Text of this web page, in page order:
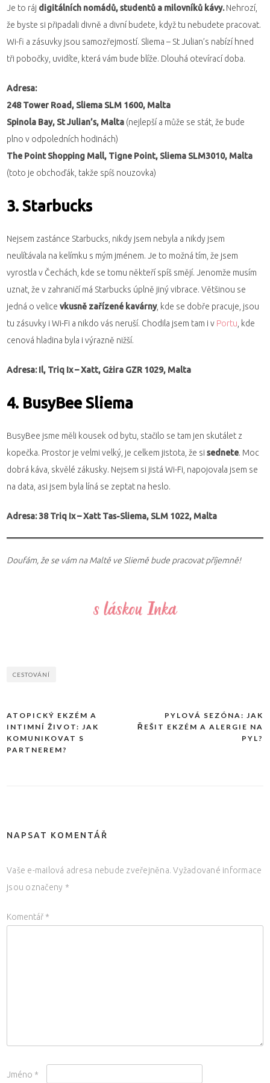
Je to ráj digitálních nomádů, studentů a milovníků kávy.Nehrozí,
že byste si připadali divně a divní budete, když tu nebudete pracovat.
Wi-fi a zásuvky jsou samozřejmostí. Sliema – St Julian’s nabízí hned
tři pobočky, uvidíte, která vám bude blíže. Dlouhá otevírací doba.
Adresa:
248 Tower Road, Sliema SLM 1600, Malta
Spinola Bay, St Julian’s, Malta (nejlepší a může se stát, že bude
plno v odpoledních hodinách)
The Point Shopping Mall, Tigne Point, Sliema SLM3010, Malta
(toto je obchoďák, takže spíš nouzovka)
3. Starbucks
Nejsem zastánce Starbucks, nikdy jsem nebyla a nikdy jsem
neulítávala na kelímku s mým jménem. Je to možná tím, že jsem
vyrostla v Čechách, kde se tomu někteří spíš smějí. Jenomže musím
uznat, že v zahraničí má Starbucks úplně jiný vibrace. Většinou se
jedná o velicevkusně zařízené kavárny, kde se dobře pracuje, jsou
tu zásuvky i Wi-Fi a nikdo vás neruší. Chodila jsem tam i v Portu , kde
cenová hladina byla i výrazně nižší.
Adresa: Il, Triq Ix – Xatt, Gżira GZR 1029, Malta
4. BusyBee Sliema
BusyBee jsme měli kousek od bytu, stačilo se tam jen skutálet z
kopečka. Prostor je velmi velký, je celkem jistota, že sisednete. Moc
dobrá káva, skvělé zákusky. Nejsem si jistá Wi-Fi, napojovala jsem se
na data, asi jsem byla líná se zeptat na heslo.
Adresa: 38 Triq Ix – Xatt Tas-Sliema, SLM 1022, Malta
Doufám, že se vám na Maltě ve Sliemě bude pracovat příjemně!
CESTOVÁNÍ
Navigace
pro
PYLOVÁ SEZÓNA: JAK
ŘEŠIT EKZÉM A ALERGIE NA
PYL?
ATOPICKÝ EKZÉM A
INTIMNÍ ŽIVOT: JAK
KOMUNIKOVAT S
PARTNEREM?
NAPSAT KOMENTÁŘ
Vaše e-mailová adresa nebude zveřejněna. Vyžadované informace
jsou označeny *
Komentář *
Jméno *